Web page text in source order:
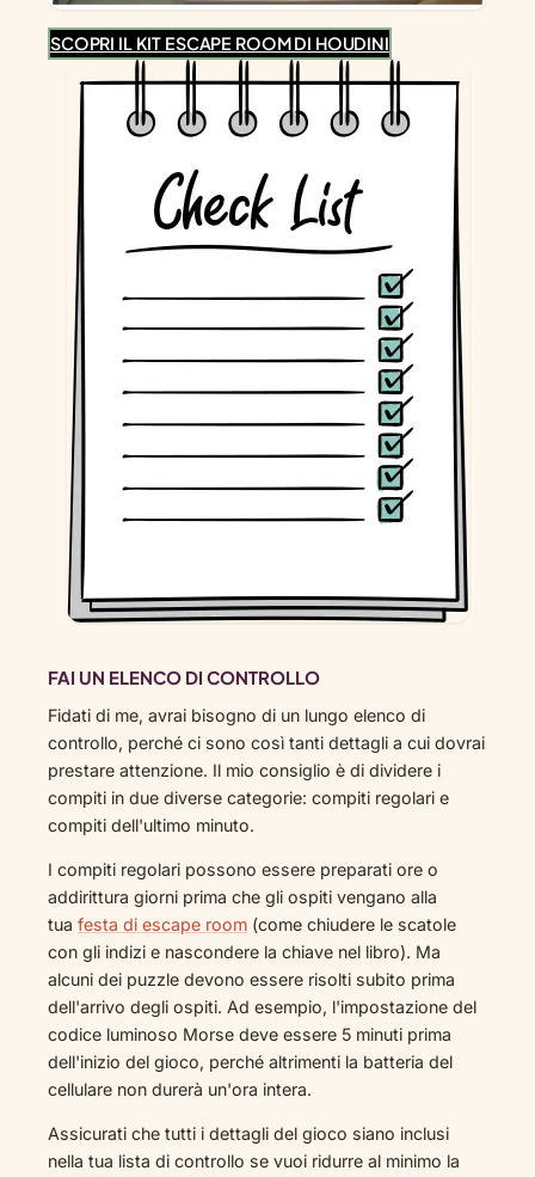
SCOPRI IL KIT ESCAPE ROOM DI HOUDINI
FAI UN ELENCO DI CONTROLLO
Fidati di me, avrai bisogno di un lungo elenco di
controllo, perché ci sono così tanti dettagli a cui dovrai
prestare attenzione. Il mio consiglio è di dividere i
compiti in due diverse categorie: compiti regolari e
compiti dell'ultimo minuto.
I compiti regolari possono essere preparati ore o
addirittura giorni prima che gli ospiti vengano alla
tua festa di escape room (come chiudere le scatole
con gli indizi e nascondere la chiave nel libro). Ma
alcuni dei puzzle devono essere risolti subito prima
dell'arrivo degli ospiti. Ad esempio, l'impostazione del
codice luminoso Morse deve essere 5 minuti prima
dell'inizio del gioco, perché altrimenti la batteria del
cellulare non durerà un'ora intera.
Assicurati che tutti i dettagli del gioco siano inclusi
nella tua lista di controllo se vuoi ridurre al minimo la